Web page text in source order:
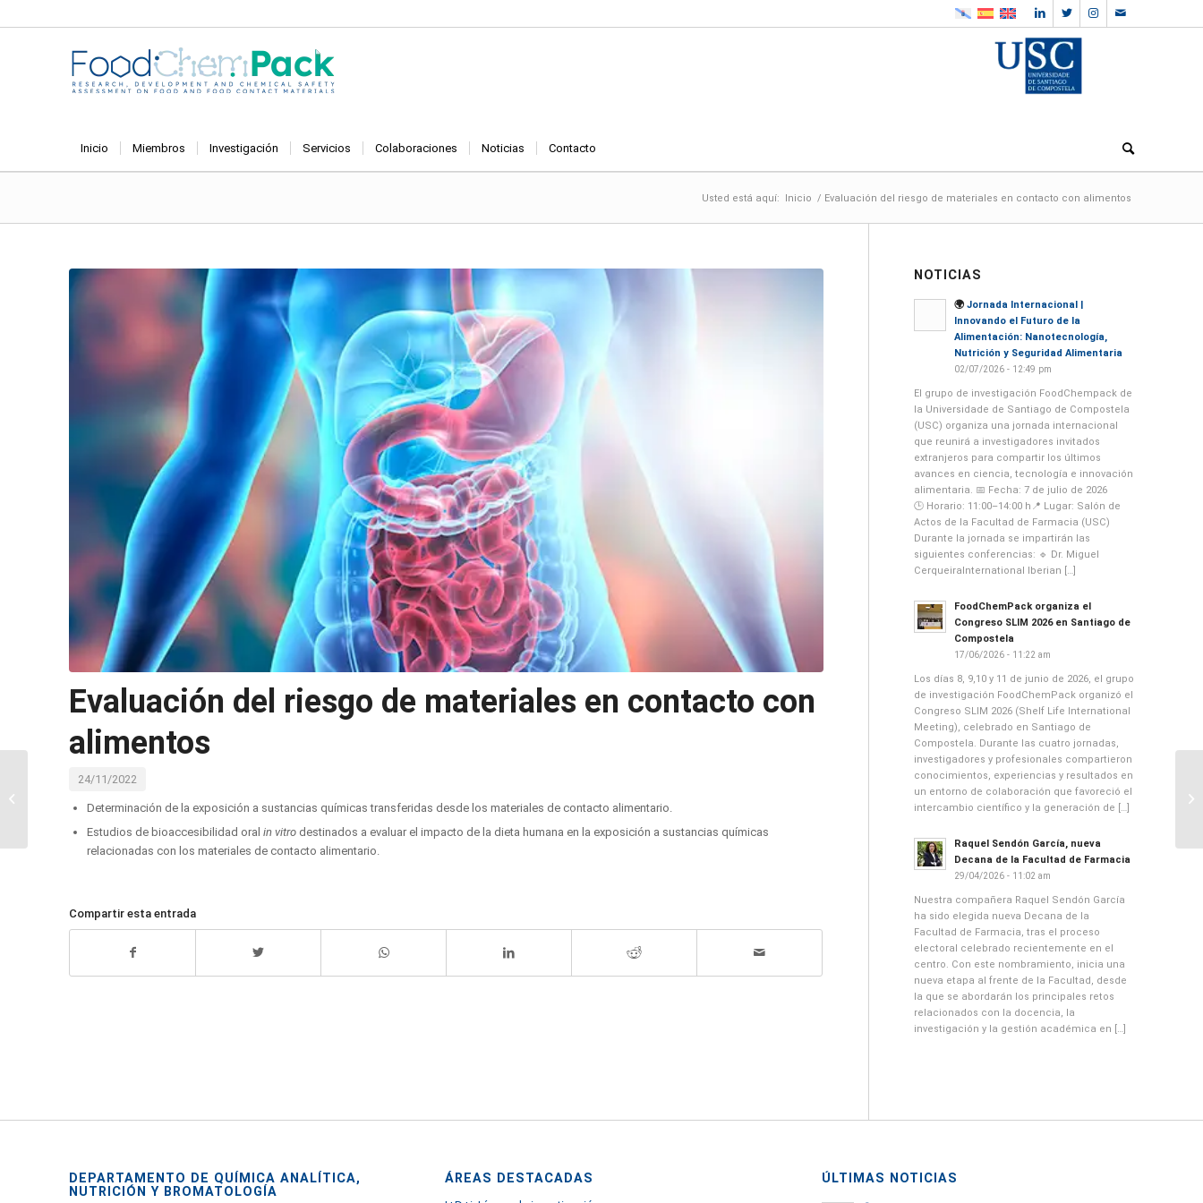
Inicio Miembros Investigación Servicios Colaboraciones Noticias Contacto
Usted está aquí: Inicio / Evaluación del riesgo de materiales en contacto con alimentos
Evaluación del riesgo de materiales en contacto con
alimentos
24/11/2022
Determinación de la exposición a sustancias químicas transferidas desde los materiales de contacto alimentario.
Estudios de bioaccesibilidad oral in vitro destinados a evaluar el impacto de la dieta humana en la exposición a sustancias químicas
relacionadas con los materiales de contacto alimentario.
Compartir esta entrada
NOTICIAS
🌍 Jornada Internacional |
Innovando el Futuro de la
Alimentación: Nanotecnología,
Nutrición y Seguridad Alimentaria
02/07/2026 - 12:49 pm
El grupo de investigación FoodChempack de
la Universidade de Santiago de Compostela
(USC) organiza una jornada internacional
que reunirá a investigadores invitados
extranjeros para compartir los últimos
avances en ciencia, tecnología e innovación
alimentaria. 📅 Fecha: 7 de julio de 2026
🕒 Horario: 11:00–14:00 h📍 Lugar: Salón de
Actos de la Facultad de Farmacia (USC)
Durante la jornada se impartirán las
siguientes conferencias: 🔹 Dr. Miguel
CerqueiraInternational Iberian […]
FoodChemPack organiza el
Congreso SLIM 2026 en Santiago de
Compostela
17/06/2026 - 11:22 am
Los días 8, 9,10 y 11 de junio de 2026, el grupo
de investigación FoodChemPack organizó el
Congreso SLIM 2026 (Shelf Life International
Meeting), celebrado en Santiago de
Compostela. Durante las cuatro jornadas,
investigadores y profesionales compartieron
conocimientos, experiencias y resultados en
un entorno de colaboración que favoreció el
intercambio científico y la generación de […]
Raquel Sendón García, nueva
Decana de la Facultad de Farmacia
29/04/2026 - 11:02 am
Nuestra compañera Raquel Sendón García
ha sido elegida nueva Decana de la
Facultad de Farmacia, tras el proceso
electoral celebrado recientemente en el
centro. Con este nombramiento, inicia una
nueva etapa al frente de la Facultad, desde
la que se abordarán los principales retos
relacionados con la docencia, la
investigación y la gestión académica en […]
DEPARTAMENTO DE QUÍMICA ANALÍTICA,
NUTRICIÓN Y BROMATOLOGÍA
ÁREAS DESTACADAS ÚLTIMAS NOTICIAS
Seguridad química de